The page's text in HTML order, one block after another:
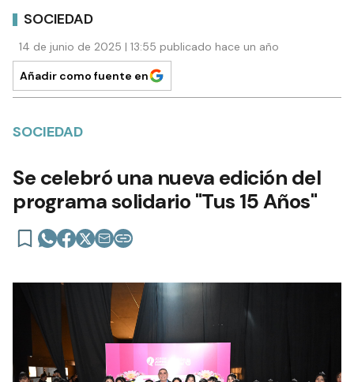
SOCIEDAD
14 de junio de 2025 | 13:55 publicado hace un año
Añadir como fuente en
SOCIEDAD
Se celebró una nueva edición del
programa solidario "Tus 15 Años"